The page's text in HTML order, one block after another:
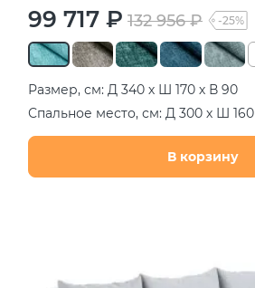
99 717 ₽ 132 956 ₽ -25%
Размер, см: Д 340 х Ш 170 х В 90
Спальное место, см: Д 300 х Ш 160
В корзину